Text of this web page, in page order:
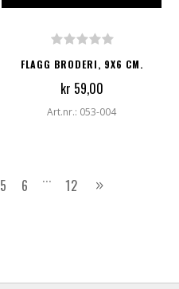
FLAGG BRODERI, 9X6 CM.
kr 59,00
Art.nr.: 053-004
5 6 ... 12